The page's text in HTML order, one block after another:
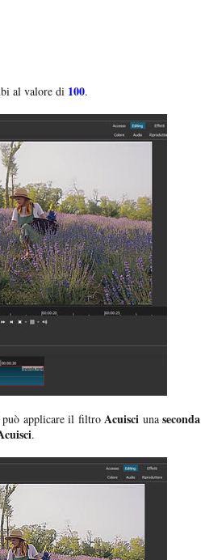
al valore di 100.
può applicare il filtroAcuisci unaseconda
.